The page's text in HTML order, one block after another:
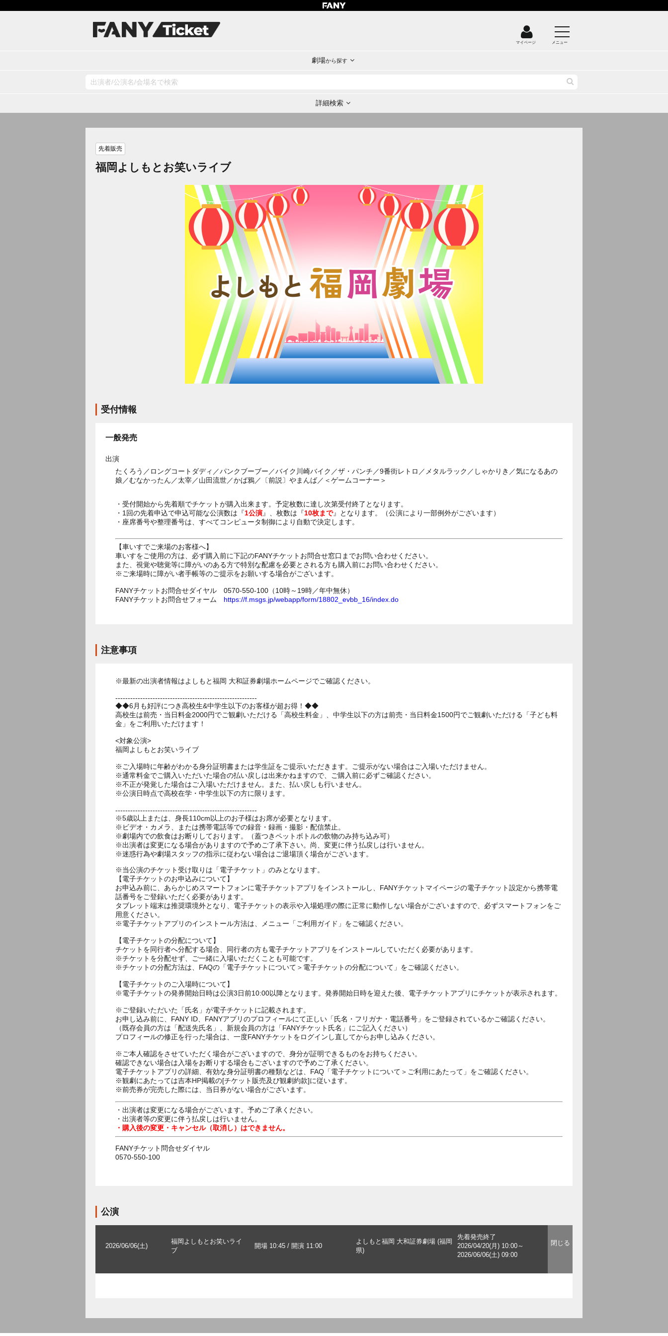
マイページ メニュー
劇場から探す
詳細検索
先着販売
福岡よしもとお笑いライブ
受付情報
一般発売
出演
たくろう／ロングコートダディ／パンクブーブー／バイク川崎バイク／ザ・パンチ／9番街レトロ／メタルラック／しゃかりき／気になるあの
娘／むなかったん／太宰／山田流世／かば鴉／〔前説〕やまんば／＜ゲームコーナー＞
・受付開始から先着順でチケットが購入出来ます。予定枚数に達し次第受付終了となります。
・1回の先着申込で申込可能な公演数は『1公演』、枚数は『10枚まで』となります。（公演により一部例外がございます）
・座席番号や整理番号は、すべてコンピュータ制御により自動で決定します。
【車いすでご来場のお客様へ】
車いすをご使用の方は、必ず購入前に下記のFANYチケットお問合せ窓口までお問い合わせください。
また、視覚や聴覚等に障がいのある方で特別な配慮を必要とされる方も購入前にお問い合わせください。
※ご来場時に障がい者手帳等のご提示をお願いする場合がございます。
FANYチケットお問合せダイヤル 0570-550-100（10時～19時／年中無休）
FANYチケットお問合せフォーム https://f.msgs.jp/webapp/form/18802_evbb_16/index.do
注意事項
※最新の出演者情報はよしもと福岡 大和証券劇場ホームページでご確認ください。
---------------------------------------------------------
◆◆6月も好評につき高校生&中学生以下のお客様が超お得！◆◆
高校生は前売・当日料金2000円でご観劇いただける「高校生料金」、中学生以下の方は前売・当日料金1500円でご観劇いただける「子ども料
金」をご利用いただけます！
<対象公演>
福岡よしもとお笑いライブ
※ご入場時に年齢がわかる身分証明書または学生証をご提示いただきます。ご提示がない場合はご入場いただけません。
※通常料金でご購入いただいた場合の払い戻しは出来かねますので、ご購入前に必ずご確認ください。
※不正が発覚した場合はご入場いただけません。また、払い戻しも行いません。
※公演日時点で高校在学・中学生以下の方に限ります。
---------------------------------------------------------
※5歳以上または、身長110cm以上のお子様はお席が必要となります。
※ビデオ・カメラ、または携帯電話等での録音・録画・撮影・配信禁止。
※劇場内での飲食はお断りしております。（蓋つきペットボトルの飲物のみ持ち込み可）
※出演者は変更になる場合がありますので予めご了承下さい。尚、変更に伴う払戻しは行いません。
※当公演のチケット受け取りは「電子チケット」のみとなります。
【電子チケットのお申込みについて】
お申込み前に、あらかじめスマートフォンに電子チケットアプリをインストールし、FANYチケットマイページの電子チケット設定から携帯電
話番号をご登録いただく必要があります。
タブレット端末は推奨環境外となり、電子チケットの表示や入場処理の際に正常に動作しない場合がございますので、必ずスマートフォンをご
用意ください。
※電子チケットアプリのインストール方法は、メニュー「ご利用ガイド」をご確認ください。
【電子チケットの分配について】
チケットを同行者へ分配する場合、同行者の方も電子チケットアプリをインストールしていただく必要があります。
※チケットを分配せず、ご一緒に入場いただくことも可能です。
※チケットの分配方法は、FAQの「電子チケットについて＞電子チケットの分配について」をご確認ください。
【電子チケットのご入場時について】
※電子チケットの発券開始日時は公演3日前10:00以降となります。発券開始日時を迎えた後、電子チケットアプリにチケットが表示されます。
※ご登録いただいた「氏名」が電子チケットに記載されます。
お申し込み前に、FANY ID、FANYアプリのプロフィールにて正しい「氏名・フリガナ・電話番号」をご登録されているかご確認ください。
（既存会員の方は「配送先氏名」、新規会員の方は「FANYチケット氏名」にご記入ください）
プロフィールの修正を行った場合は、一度FANYチケットをログインし直してからお申し込みください。
※ご本人確認をさせていただく場合がございますので、身分が証明できるものをお持ちください。
確認できない場合は入場をお断りする場合もございますので予めご了承ください。
電子チケットアプリの詳細、有効な身分証明書の種類などは、FAQ「電子チケットについて＞ご利用にあたって」をご確認ください。
※観劇にあたっては吉本HP掲載の[チケット販売及び観劇約款]に従います。
※前売券が完売した際には、当日券がない場合がございます。
・出演者は変更になる場合がございます。予めご了承ください。
・出演者等の変更に伴う払戻しは行いません。
・購入後の変更・キャンセル（取消し）はできません。
FANYチケット問合せダイヤル
0570-550-100
公演
2026/06/06(土)
福岡よしもとお笑いライ
ブ
開場 10:45 / 開演 11:00
よしもと福岡 大和証券劇場 (福岡
県)
先着発売終了
2026/04/20(月) 10:00～
2026/06/06(土) 09:00